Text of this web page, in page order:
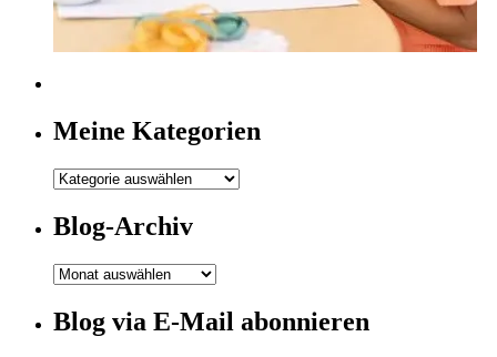
Meine Kategorien
Meine
Blog-Archiv
Blog-
Blog via E-Mail abonnieren